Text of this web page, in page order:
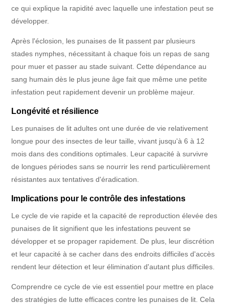
ce qui explique la rapidité avec laquelle une infestation peut se
développer.
Après l'éclosion, les punaises de lit passent par plusieurs
stades nymphes, nécessitant à chaque fois un repas de sang
pour muer et passer au stade suivant. Cette dépendance au
sang humain dès le plus jeune âge fait que même une petite
infestation peut rapidement devenir un problème majeur.
Longévité et résilience
Les punaises de lit adultes ont une durée de vie relativement
longue pour des insectes de leur taille, vivant jusqu'à 6 à 12
mois dans des conditions optimales. Leur capacité à survivre
de longues périodes sans se nourrir les rend particulièrement
résistantes aux tentatives d'éradication.
Implications pour le contrôle des infestations
Le cycle de vie rapide et la capacité de reproduction élevée des
punaises de lit signifient que les infestations peuvent se
développer et se propager rapidement. De plus, leur discrétion
et leur capacité à se cacher dans des endroits difficiles d'accès
rendent leur détection et leur élimination d'autant plus difficiles.
Comprendre ce cycle de vie est essentiel pour mettre en place
des stratégies de lutte efficaces contre les punaises de lit. Cela